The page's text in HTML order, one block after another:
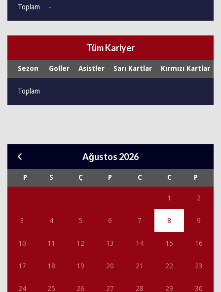
Toplam -
Tüm Kariyer
Sezon Goller Asistler Sarı Kartlar Kırmızı Kartlar
Toplam
Ağustos 2026
P S Ç P C C P
1 2
3 4 5 6 7 8 9
10 11 12 13 14 15 16
17 18 19 20 21 22 23
24 25 26 27 28 29 30